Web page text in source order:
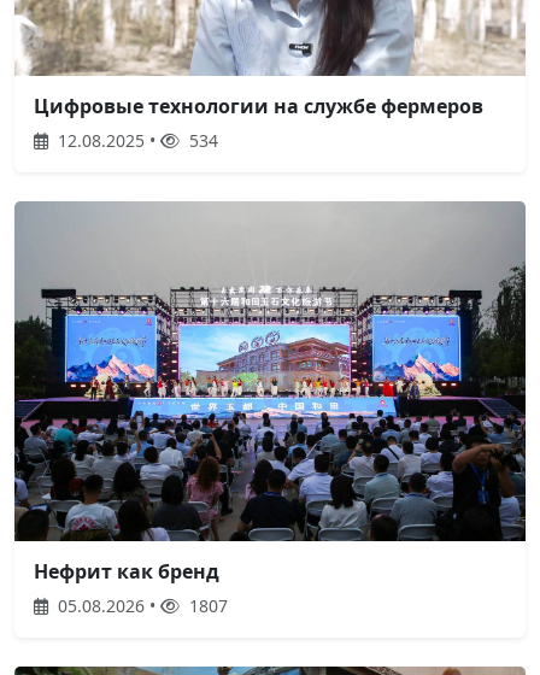
Цифровые технологии на службе фермеров
12.08.2025 • 534
Нефрит как бренд
05.08.2026 • 1807